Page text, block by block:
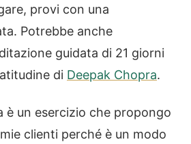
provi con una
Potrebbe anche
guidata di 21 giorni
di Deepak Chopra.
è un esercizio che propongo
clienti perché è un modo